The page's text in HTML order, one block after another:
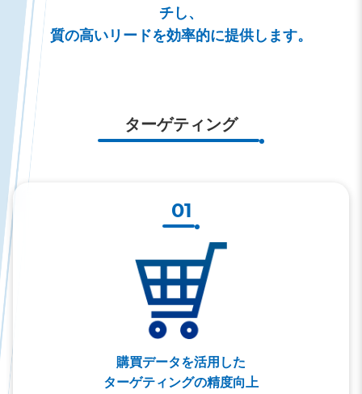
チし、
質の高いリードを効率的に提供します。
ターゲティング
01
購買データを活用した
ターゲティングの精度向上